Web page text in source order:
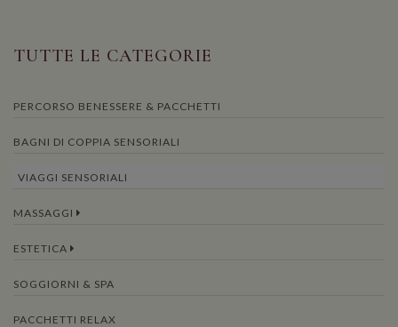
TUTTE LE CATEGORIE
PERCORSO BENESSERE & PACCHETTI
BAGNI DI COPPIA SENSORIALI
VIAGGI SENSORIALI
MASSAGGI
ESTETICA
SOGGIORNI & SPA
PACCHETTI RELAX